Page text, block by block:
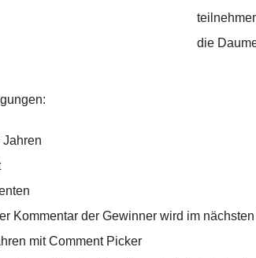
die
Jahren
Kommentar der Gewinner wird im
mit Comment Picker